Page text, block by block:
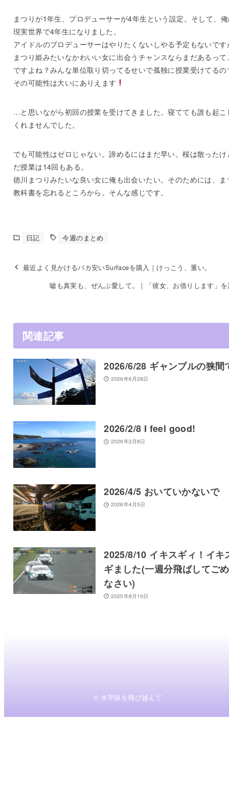
まつりが1年生、プロデューサーが4年生という設定。そして、
現実世界で4年生になりました。
アイドルのプロデューサーはやりたくないしやる予定もないです
まつり姫みたいなかわいい女に出会うチャンスならまだあるって
ですよね？みんな単位取り切ってるせいで孤独に授業受けてるの
その可能性は大いにありえます
…と思いながら初回の授業を受けてきました。寝てても誰も起こ
くれませんでした。
でも可能性はゼロじゃない。諦めるにはまだ早い。桜は散ったけ
だ授業は14回もある。
徳川まつりみたいな良い女に俺も出会いたい。そのためには、ま
教科書を忘れるところから。そんな感じです。
日記 今週のまとめ
最近よく見かけるバカ安いSurfaceを購入｜けっこう、重い。
嘘も真実も、ぜんぶ愛して。｜「彼女、お借りします」
関連記事
2026/6/28 ギャンブルの狭間
2026年6月28日
2026/2/8 I feel good!
2026年2月8日
2026/4/5 おいていかないで
2026年4月5日
2025/8/10 イキスギィ！イキ
ギました(一週分飛ばしてご
なさい)
2025年8月10日
© 水平線を飛び越えて